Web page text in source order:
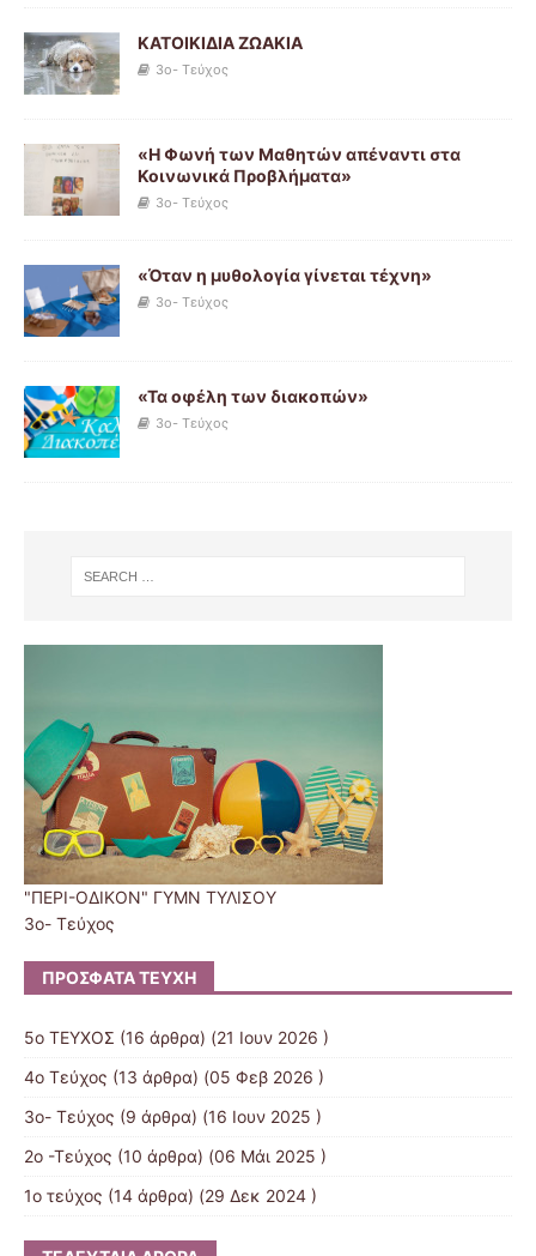
ΚΑΤΟΙΚΙΔΙΑ ΖΩΑΚΙΑ
3o- Τεύχος
«Η Φωνή των Μαθητών απέναντι στα
Κοινωνικά Προβλήματα»
3o- Τεύχος
«Όταν η μυθολογία γίνεται τέχνη»
3o- Τεύχος
«Τα οφέλη των διακοπών»
3o- Τεύχος
"ΠΕΡΙ-ΟΔΙΚΟΝ" ΓΥΜΝ ΤΥΛΙΣΟΥ
3o- Τεύχος
ΠΡΌΣΦΑΤΑ ΤΕΎΧΗ
5ο ΤΕΥΧΟΣ (16 άρθρα) (21 Ιουν 2026 )
4ο Τεύχος (13 άρθρα) (05 Φεβ 2026 )
3o- Τεύχος (9 άρθρα) (16 Ιουν 2025 )
2ο -Τεύχος (10 άρθρα) (06 Μάι 2025 )
1ο τεύχος (14 άρθρα) (29 Δεκ 2024 )